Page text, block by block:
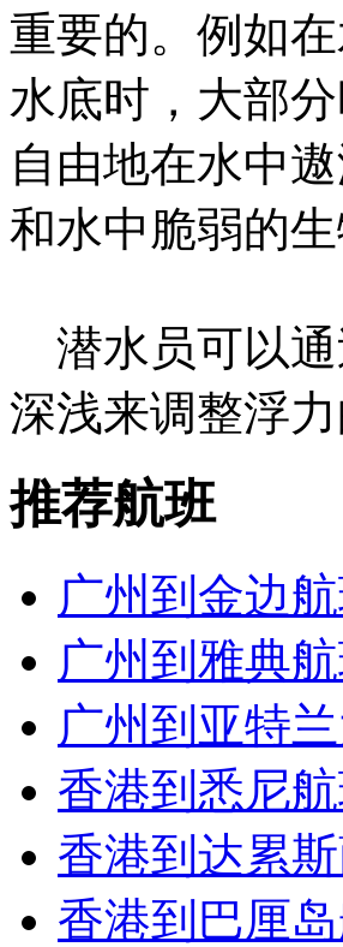
重要的。例如
水底时，大部
自由地在水中
和水中脆弱的
潜水员可以通
深浅来调整浮力
推荐航班
广州到金边
广州到雅典
广州到亚特
香港到悉尼
香港到达累
香港到巴厘